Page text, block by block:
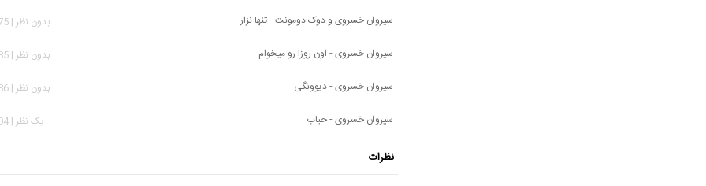
سیروان خسروی و دوک دومونت - تنها نزار
بدون نظر | 2,975 بازدید
سیروان خسروی - اون روزا رو میخوام
بدون نظر | 1,385 بازدید
سیروان خسروی - دیوونگی
بدون نظر | 2,886 بازدید
سیروان خسروی - حباب
يک نظر | 3,004 بازدید
نظرات